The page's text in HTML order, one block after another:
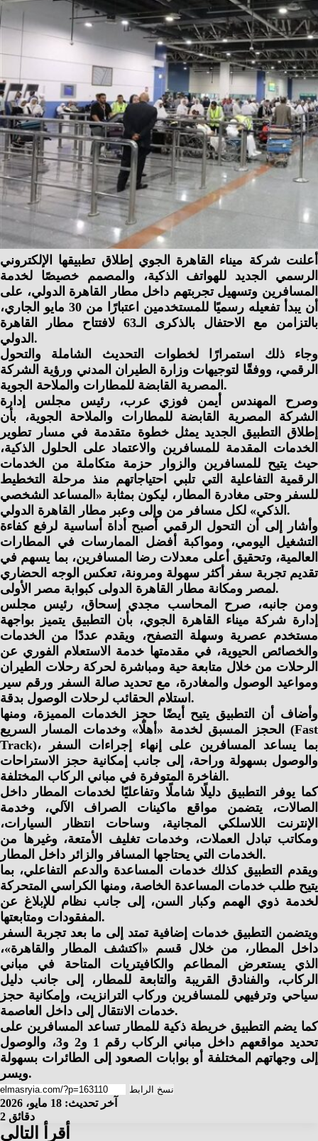
أعلنت شركة ميناء القاهرة الجوي إطلاق تطبيقها الإلكتروني
الرسمي الجديد للهواتف الذكية، والمصمم خصيصًا لخدمة
المسافرين وتسهيل تجربتهم داخل مطار القاهرة الدولي، على
أن يبدأ تفعيله رسميًا للمستخدمين اعتبارًا من 30 مايو الجاري،
بالتزامن مع الاحتفال بالذكرى الـ63 لافتتاح مطار القاهرة
الدولي.
وجاء ذلك استمرارًا لخطوات التحديث الشاملة والتحول
الرقمي، ووفقًا لتوجيهات وزارة الطيران المدني ورؤية الشركة
المصرية القابضة للمطارات والملاحة الجوية.
وصرح المهندس أيمن فوزي عرب، رئيس مجلس إدارة
الشركة المصرية القابضة للمطارات والملاحة الجوية، بأن
إطلاق التطبيق الجديد يمثل خطوة متقدمة في مسار تطوير
الخدمات المقدمة للمسافرين والاعتماد على الحلول الذكية،
حيث يتيح للمسافرين والزوار حزمة متكاملة من الخدمات
الرقمية التفاعلية التي تلبي احتياجاتهم منذ مرحلة التخطيط
للسفر وحتى مغادرة المطار، ليكون بمثابة «المساعد الشخصي
الذكي» لكل مسافر من وإلى وعبر مطار القاهرة الدولي.
وأشار إلى أن التحول الرقمي أصبح أداة أساسية لرفع كفاءة
التشغيل اليومي، ومواكبة أفضل الممارسات في المطارات
العالمية، وتحقيق أعلى معدلات رضا المسافرين، بما يسهم في
تقديم تجربة سفر أكثر سهولة ومرونة، تعكس الوجه الحضاري
لمصر ومكانة مطار القاهرة الدولى كبوابة مصر الأولى.
ومن جانبه، صرح المحاسب مجدي إسحاق، رئيس مجلس
إدارة شركة ميناء القاهرة الجوي، بأن التطبيق يتميز بواجهة
مستخدم عصرية وسهلة التصفح، ويقدم عددًا من الخدمات
والخصائص الحيوية، في مقدمتها خدمة الاستعلام الفوري عن
الرحلات من خلال متابعة حية ومباشرة لحركة رحلات الطيران
ومواعيد الوصول والمغادرة، مع تحديد صالة السفر ورقم سير
استلام الحقائب لرحلات الوصول بدقة.
وأضاف أن التطبيق يتيح أيضًا حجز الخدمات المميزة، ومنها
الحجز المسبق لخدمة «أهلًا» وخدمات المسار السريع (Fast
Track)، بما يساعد المسافرين على إنهاء إجراءات السفر
والوصول بسهولة وراحة، إلى جانب إمكانية حجز الاستراحات
الفاخرة المتوفرة في مباني الركاب المختلفة.
كما يوفر التطبيق دليلًا شاملًا وتفاعليًا لخدمات المطار داخل
الصالات، يتضمن مواقع ماكينات الصراف الآلي، وخدمة
الإنترنت اللاسلكي المجانية، وساحات انتظار السيارات،
ومكاتب تبادل العملات، وخدمات تغليف الأمتعة، وغيرها من
الخدمات التي يحتاجها المسافر والزائر داخل المطار.
ويقدم التطبيق كذلك خدمات المساعدة والدعم التفاعلي، بما
يتيح طلب خدمات المساعدة الخاصة، ومنها الكراسي المتحركة
لخدمة ذوي الهمم وكبار السن، إلى جانب نظام للإبلاغ عن
المفقودات ومتابعتها.
ويتضمن التطبيق خدمات إضافية تمتد إلى ما بعد تجربة السفر
داخل المطار، من خلال قسم «اكتشف المطار والقاهرة»،
الذي يستعرض المطاعم والكافيتريات المتاحة في مباني
الركاب، والفنادق القريبة والتابعة للمطار، إلى جانب دليل
سياحي وترفيهي للمسافرين وركاب الترانزيت، وإمكانية حجز
خدمات الانتقال إلى داخل العاصمة.
كما يضم التطبيق خريطة ذكية للمطار تساعد المسافرين على
تحديد مواقعهم داخل مباني الركاب رقم 1 و2 و3، والوصول
إلى وجهاتهم المختلفة أو بوابات الصعود إلى الطائرات بسهولة
ويسر.
نسخ الرابط
آخر تحديث: 18 مايو، 2026
2 دقائق
أقرأ التالي